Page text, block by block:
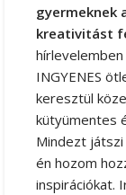
gyermeknek
kreativitást
INGYENES
keresztül
kütyümentes
Mindezt
én hozom
inspirációkat.